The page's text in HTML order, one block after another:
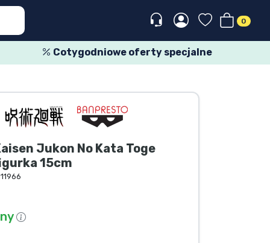
0
Cotygodniowe oferty specjalne
Jukon No Kata Toge
15cm